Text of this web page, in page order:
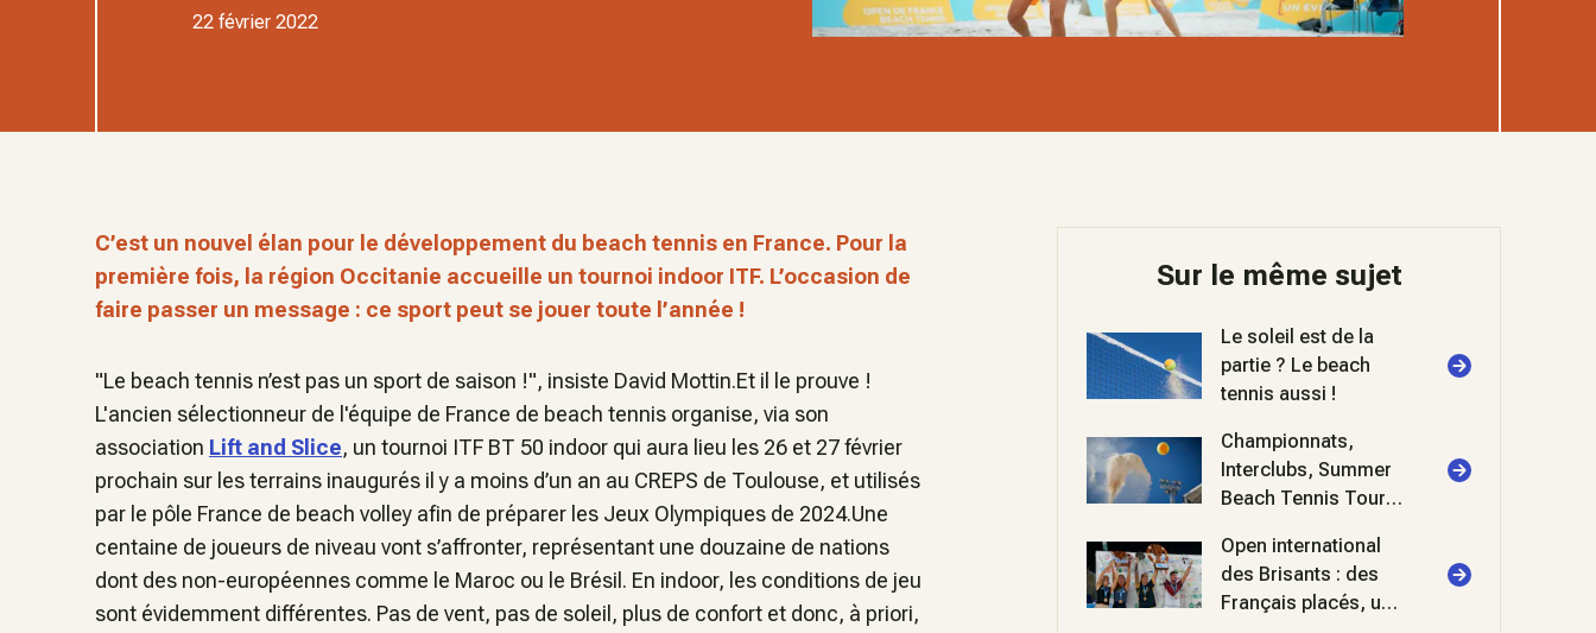
22 février 2022
C’est un nouvel élan pour le développement du beach tennis en France. Pour la
première fois, la région Occitanie accueille un tournoi indoor ITF. L’occasion de
faire passer un message : ce sport peut se jouer toute l’année !
"Le beach tennis n’est pas un sport de saison !", insiste David Mottin.Et il le prouve !
L'ancien sélectionneur de l'équipe de France de beach tennis organise, via son
association Lift and Slice, un tournoi ITF BT 50 indoor qui aura lieu les 26 et 27 février
prochain sur les terrains inaugurés il y a moins d’un an au CREPS de Toulouse, et utilisés
par le pôle France de beach volley afin de préparer les Jeux Olympiques de 2024.Une
centaine de joueurs de niveau vont s’affronter, représentant une douzaine de nations
dont des non-européennes comme le Maroc ou le Brésil. En indoor, les conditions de jeu
sont évidemment différentes. Pas de vent, pas de soleil, plus de confort et donc, à priori,
Sur le même sujet
Le soleil est de la
partie ? Le beach
tennis aussi !
Championnats,
Interclubs, Summer
Beach Tennis Tour...
!Open international
des Brisants : des
Français placés, une